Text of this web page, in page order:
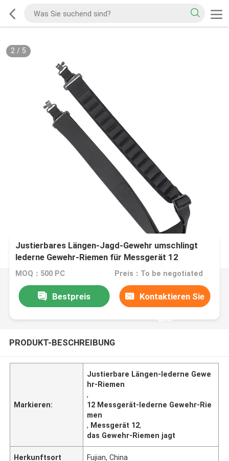
2/ 5
Justierbares Längen-Jagd-Gewehr umschlingt
lederne Gewehr-Riemen für Messgerät 12
MOQ：500 PC Preis：To be negotiated
Bestpreis Kontaktieren Sie
uns
PRODUKT-BESCHREIBUNG
Markieren:
Justierbare Längen-lederne Gewe
hr-Riemen
,
12 Messgerät-lederne Gewehr-Rie
men
, Messgerät 12,
das Gewehr-Riemen jagt
Herkunftsort Fujian, China